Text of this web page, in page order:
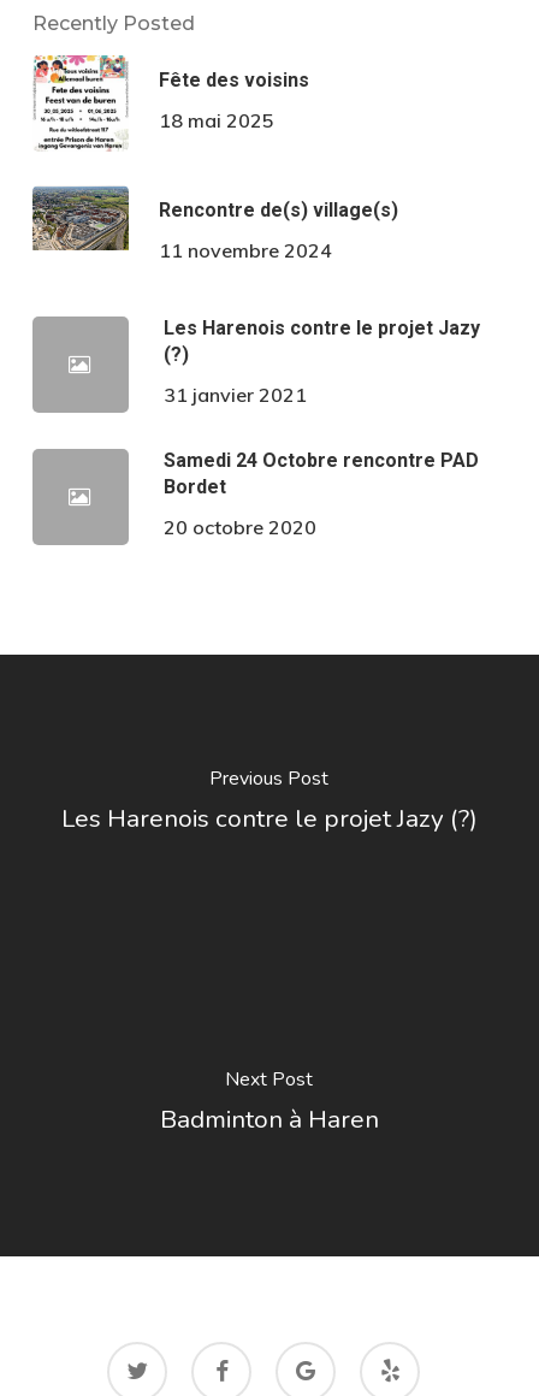
Recently Posted
Fête des voisins
18 mai 2025
Rencontre de(s) village(s)
11 novembre 2024
Les Harenois contre le projet Jazy
(?)
31 janvier 2021
Samedi 24 Octobre rencontre PAD
Bordet
20 octobre 2020
Previous Post
Les Harenois contre le projet Jazy (?)
Next Post
Badminton à Haren
twitter facebook
google-
plus
yelp